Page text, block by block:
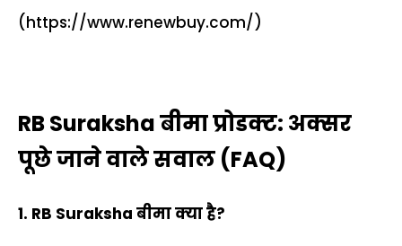
(https://www.renewbuy.com/)
RB Suraksha बीमा प्रोडक्ट: अक्सर
पूछे जाने वाले सवाल (FAQ)
1. RB Suraksha बीमा क्या है?